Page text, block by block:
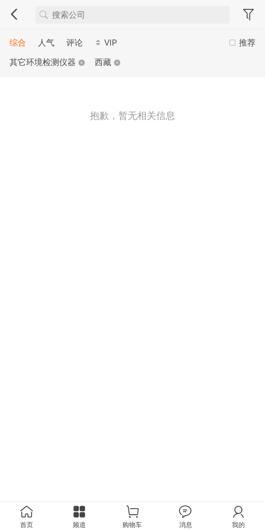
推荐
综合 人气 评论
VIP
其它环境检测仪器
西藏
抱歉，暂无相关信息
首页 频道 购物车 消息 我的